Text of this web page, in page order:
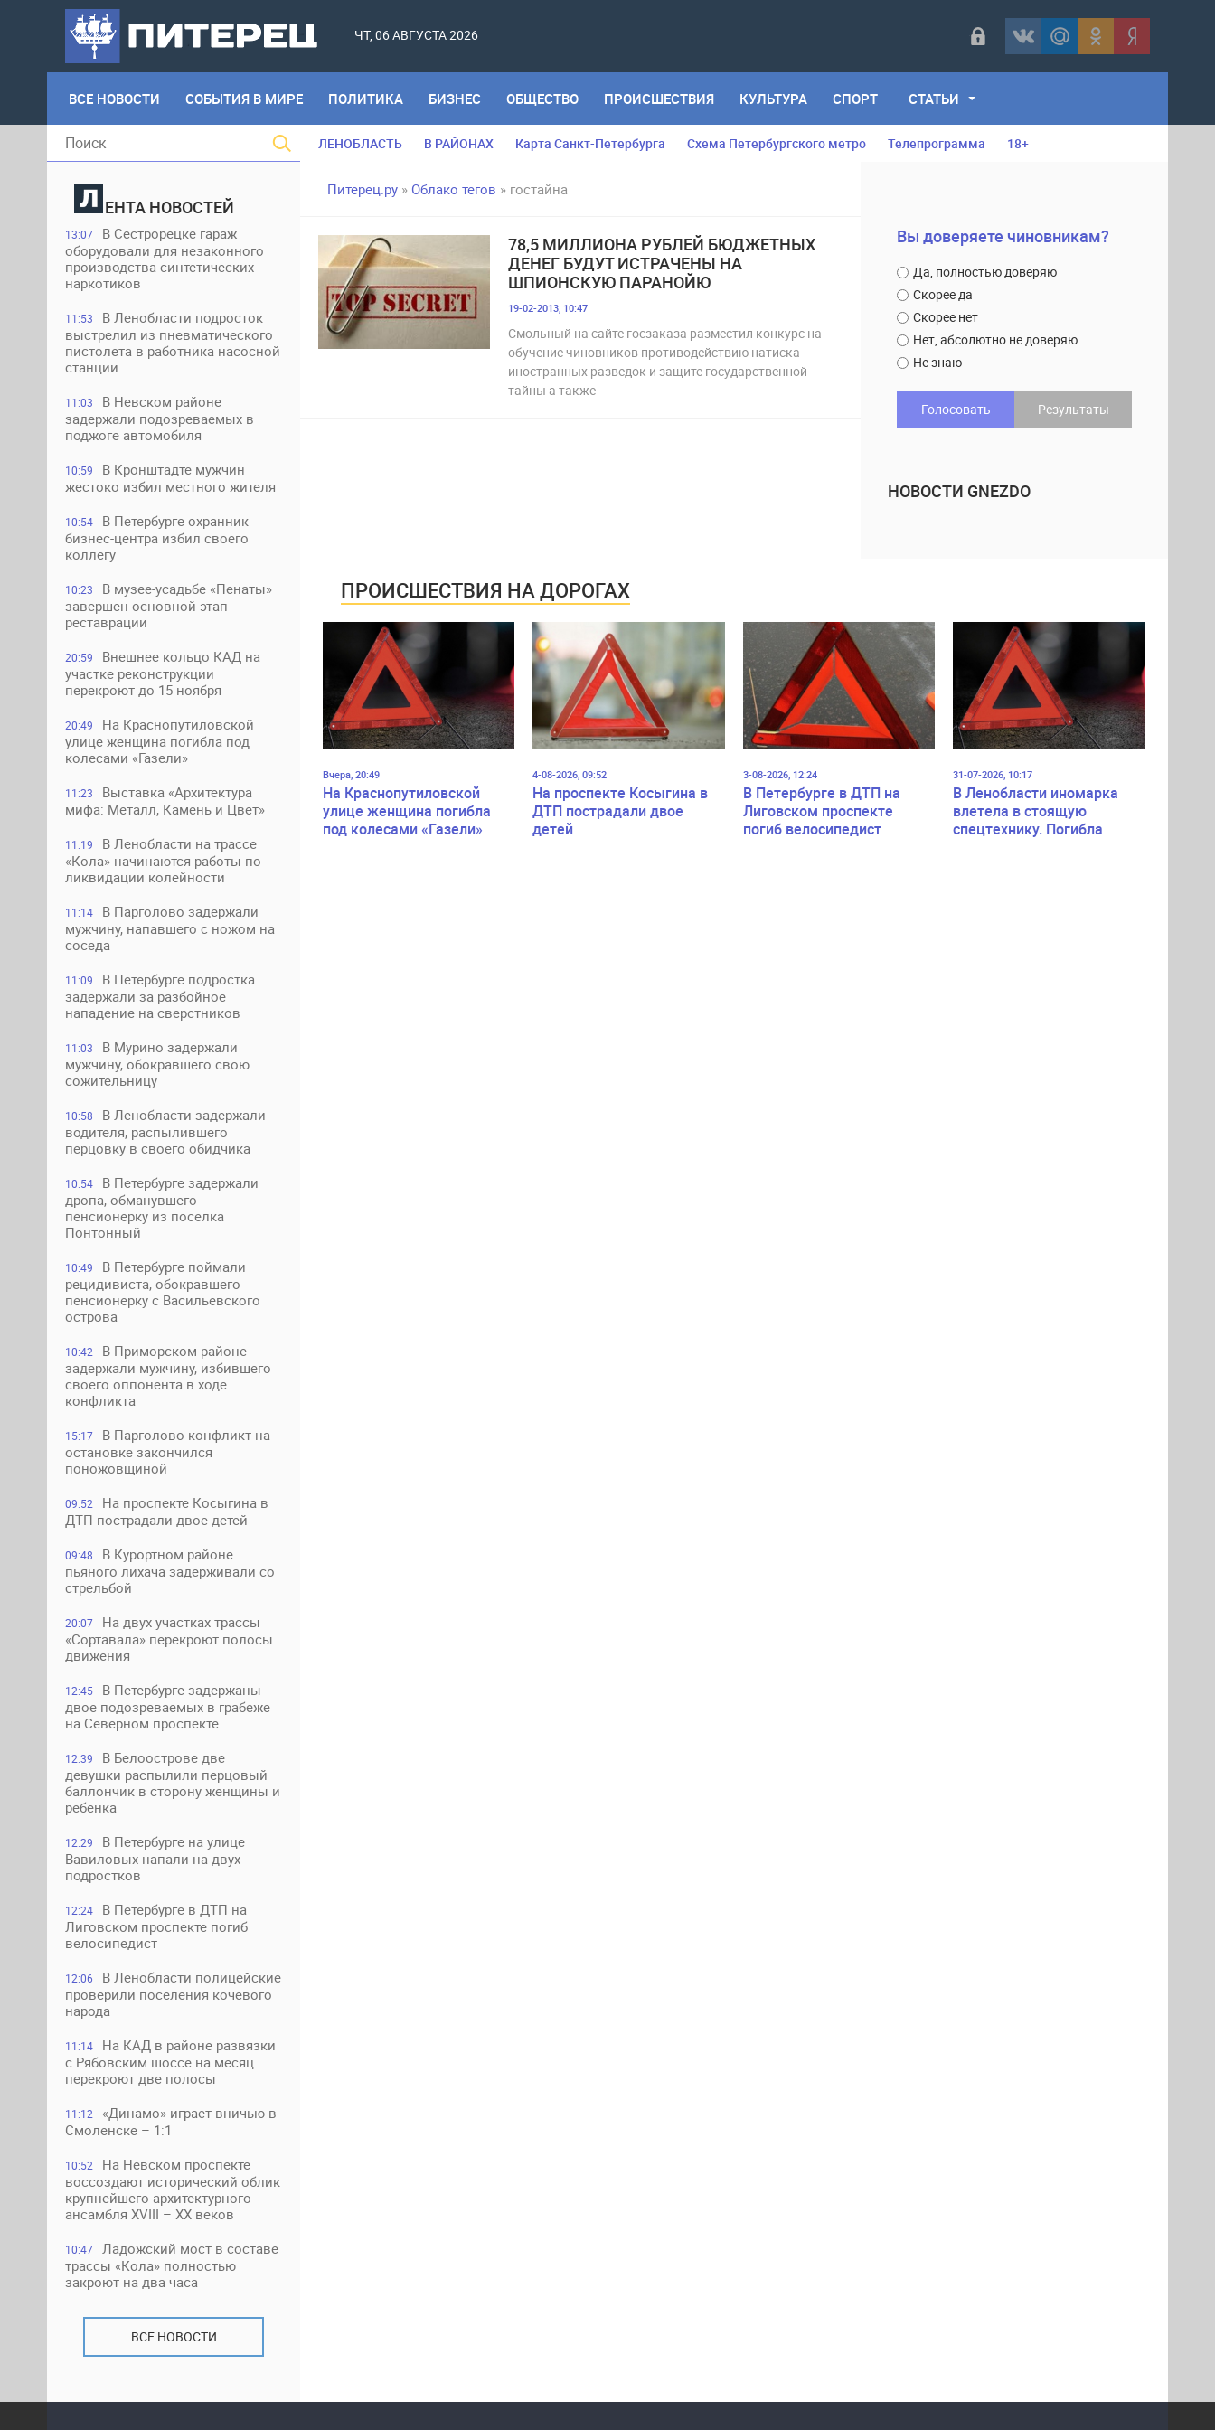
ЧТ, 06 АВГУСТА 2026
ВСЕ НОВОСТИ СОБЫТИЯ В МИРЕ ПОЛИТИКА БИЗНЕС ОБЩЕСТВО ПРОИСШЕСТВИЯ КУЛЬТУРА СПОРТ СТАТЬИ
ЕНТА НОВОСТЕЙ
13:07
В Сестрорецке гараж
оборудовали для незаконного
производства синтетических
наркотиков
11:53
В Ленобласти подросток
выстрелил из пневматического
пистолета в работника насосной
станции
11:03
В Невском районе
задержали подозреваемых в
поджоге автомобиля
10:59
В Кронштадте мужчин
жестоко избил местного жителя
10:54
В Петербурге охранник
бизнес-центра избил своего
коллегу
10:23
В музее-усадьбе «Пенаты»
завершен основной этап
реставрации
20:59
Внешнее кольцо КАД на
участке реконструкции
перекроют до 15 ноября
20:49
На Краснопутиловской
улице женщина погибла под
колесами «Газели»
11:23
Выставка «Архитектура
мифа: Металл, Камень и Цвет»
11:19
В Ленобласти на трассе
«Кола» начинаются работы по
ликвидации колейности
11:14
В Парголово задержали
мужчину, напавшего с ножом на
соседа
11:09
В Петербурге подростка
задержали за разбойное
нападение на сверстников
11:03
В Мурино задержали
мужчину, обокравшего свою
сожительницу
10:58
В Ленобласти задержали
водителя, распылившего
перцовку в своего обидчика
10:54
В Петербурге задержали
дропа, обманувшего
пенсионерку из поселка
Понтонный
10:49
В Петербурге поймали
рецидивиста, обокравшего
пенсионерку с Васильевского
острова
10:42
В Приморском районе
задержали мужчину, избившего
своего оппонента в ходе
конфликта
15:17
В Парголово конфликт на
остановке закончился
поножовщиной
09:52
На проспекте Косыгина в
ДТП пострадали двое детей
09:48
В Курортном районе
пьяного лихача задерживали со
стрельбой
20:07
На двух участках трассы
«Сортавала» перекроют полосы
движения
12:45
В Петербурге задержаны
двое подозреваемых в грабеже
на Северном проспекте
12:39
В Белоострове две
девушки распылили перцовый
баллончик в сторону женщины и
ребенка
12:29
В Петербурге на улице
Вавиловых напали на двух
подростков
12:24
В Петербурге в ДТП на
Лиговском проспекте погиб
велосипедист
12:06
В Ленобласти полицейские
проверили поселения кочевого
народа
11:14
На КАД в районе развязки
с Рябовским шоссе на месяц
перекроют две полосы
11:12
«Динамо» играет вничью в
Смоленске – 1:1
10:52
На Невском проспекте
воссоздают исторический облик
крупнейшего архитектурного
ансамбля XVIII – XX веков
10:47
Ладожский мост в составе
трассы «Кола» полностью
закроют на два часа
ВСЕ НОВОСТИ
ЛЕНОБЛАСТЬ В РАЙОНАХ Карта Санкт-Петербурга Схема Петербургского метро Телепрограмма 18+
Питерец.ру » Облако тегов » гостайна
78,5 МИЛЛИОНА РУБЛЕЙ БЮДЖЕТНЫХ
ДЕНЕГ БУДУТ ИСТРАЧЕНЫ НА
ШПИОНСКУЮ ПАРАНОЙЮ
19-02-2013, 10:47
Смольный на сайте госзаказа разместил конкурс на
обучение чиновников противодействию натиска
иностранных разведок и защите государственной
тайны а также
Вы доверяете чиновникам?
Да, полностью доверяю
Скорее да
Скорее нет
Нет, абсолютно не доверяю
Не знаю
Голосовать Результаты
НОВОСТИ GNEZDO
ПРОИСШЕСТВИЯ НА ДОРОГАХ
Вчера, 20:49
На Краснопутиловской
улице женщина погибла
под колесами «Газели»
4-08-2026, 09:52
На проспекте Косыгина в
ДТП пострадали двое
детей
3-08-2026, 12:24
В Петербурге в ДТП на
Лиговском проспекте
погиб велосипедист
31-07-2026, 10:17
В Ленобласти иномарка
влетела в стоящую
спецтехнику. Погибла